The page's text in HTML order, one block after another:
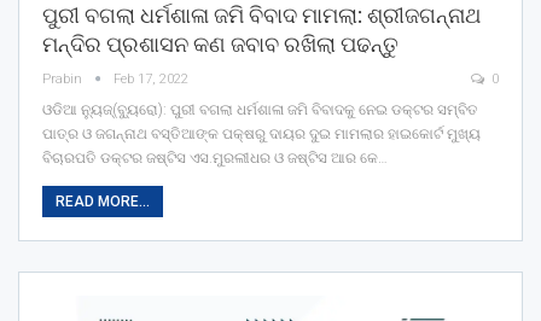
ପୁରୀ ବଗଲା ଧର୍ମଶାଳା ଜମି ବିବାଦ ମାମଲା: ଶ୍ରୀଜଗନ୍ନାଥ
ମନ୍ଦିର ପ୍ରଶାସନ କଣ ଜବାବ ରଖିଲା ପଢନ୍ତୁ
Prabin Feb 17, 2022 0
ଓଡିଆ ନ୍ୟୁଜ୍(ବ୍ୟୁରୋ): ପୁରୀ ବଗଲା ଧର୍ମଶାଳା ଜମି ବିବାଦକୁ ନେଇ ଡକ୍ଟର ସମ୍ବିତ
ପାତ୍ର ଓ ଜଗନ୍ନାଥ ବସ୍ତିଆଙ୍କ ପକ୍ଷରୁ ଦାୟର ଦୁଇ ମାମଲାର ହାଇକୋର୍ଟ ମୁଖ୍ୟ
ବିଚାରପତି ଡକ୍ଟର ଜଷ୍ଟିସ ଏସ.ମୁରଲୀଧର ଓ ଜଷ୍ଟିସ ଆର କେ…
READ MORE...